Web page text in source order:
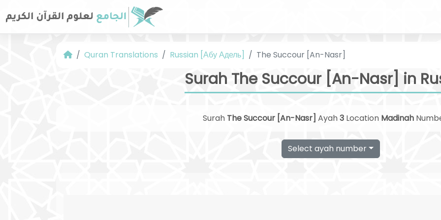
Quran Translations Russian [Абу Адель] The Succour [An-Nasr]
Surah The Succour [An-Nasr] in
Surah The Succour [An-Nasr] Ayah3Location Madinah
Select ayah number